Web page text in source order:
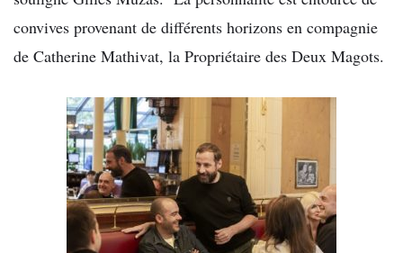
convives provenant de différents horizons en compagnie
de Catherine Mathivat, la Propriétaire des Deux Magots.